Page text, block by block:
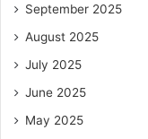
September 2025
August 2025
July 2025
June 2025
May 2025